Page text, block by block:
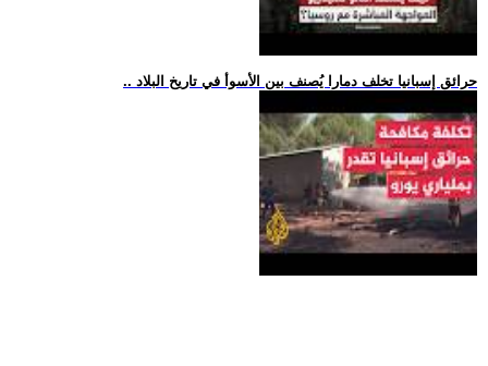
.. حرائق إسبانيا تخلف دمارا يُصنف بين الأسوأ في تاريخ البلاد